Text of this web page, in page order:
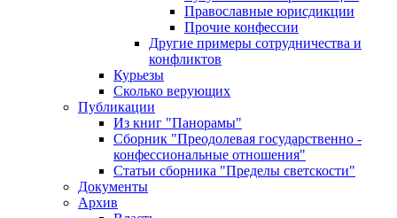
Православные юрисдикции
Прочие конфессии
Другие примеры сотрудничества и
конфликтов
Курьезы
Сколько верующих
Публикации
Из книг "Панорамы"
Сборник "Преодолевая государственно -
конфессиональные отношения"
Статьи сборника "Пределы светскости"
Документы
Архив